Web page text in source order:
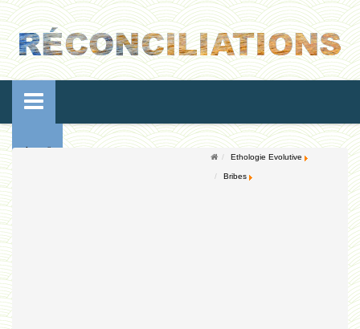
Accueil
Ethologie Evolutive
Bribes